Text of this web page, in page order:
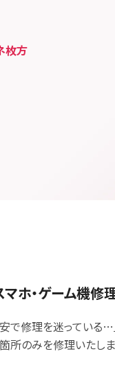
枚方
マホ・ゲーム機
で修理を迷っている…
所のみを修理いたしま